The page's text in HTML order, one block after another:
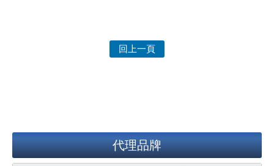
回上一頁
代理品牌